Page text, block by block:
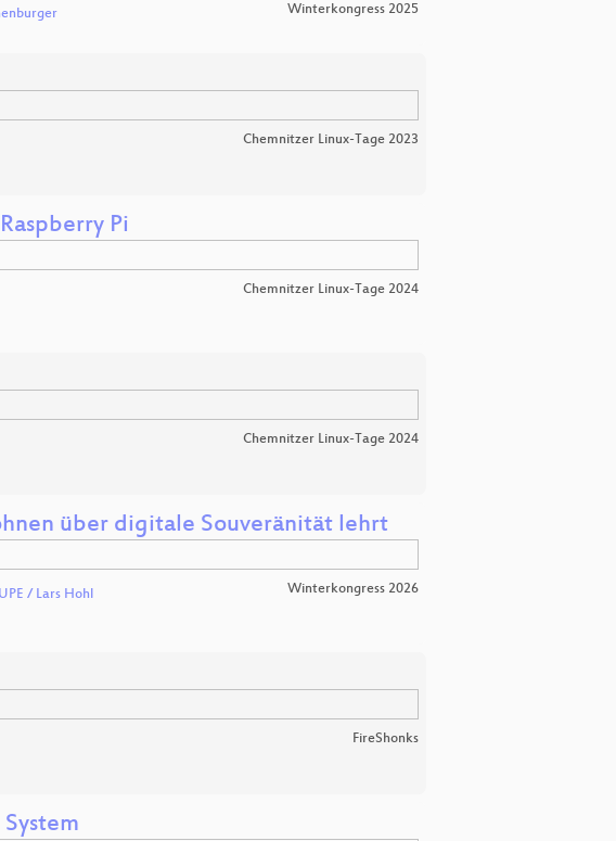
Winterkongress 2025
Chemnitzer Linux-Tage 2023
Pi
Chemnitzer Linux-Tage 2024
Chemnitzer Linux-Tage 2024
über digitale Souveränität lehrt
/ Lars Hohl Winterkongress 2026
FireShonks